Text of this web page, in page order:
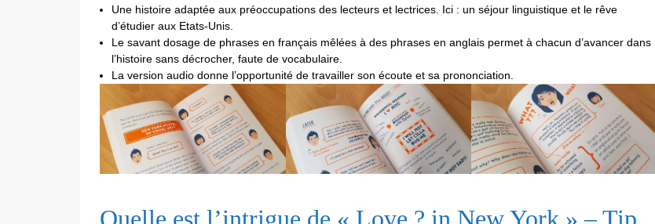
Une histoire adaptée aux préoccupations des lecteurs et lectrices. Ici : un séjour linguistique et le rêve
d’étudier aux Etats-Unis.
Le savant dosage de phrases en français mêlées à des phrases en anglais permet à chacun d’avancer dans
l’histoire sans décrocher, faute de vocabulaire.
La version audio donne l’opportunité de travailler son écoute et sa prononciation.